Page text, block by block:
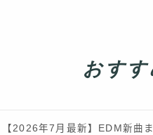
おす
【2026年7月最新】EDM新曲